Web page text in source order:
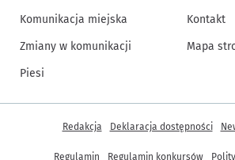
Komunikacja miejska
Zmiany w komunikacji
Piesi
Kontakt
Mapa
Inne informacje
Redakcja Deklaracja dostępności
Regulamin Regulamin konkursów